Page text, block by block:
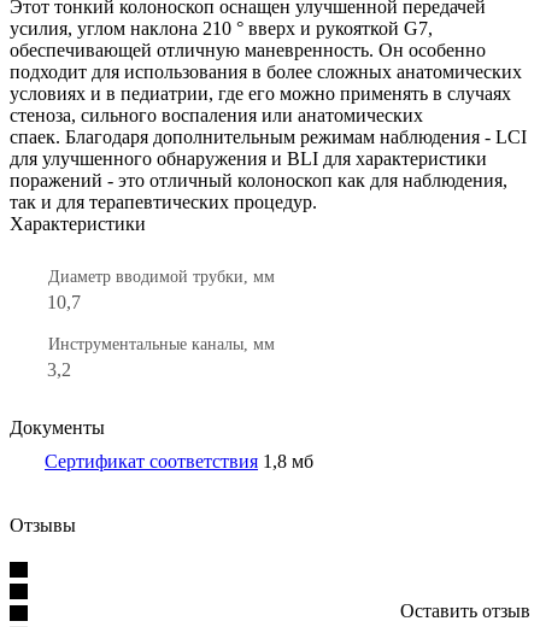
Этот тонкий колоноскоп оснащен улучшенной передачей
усилия, углом наклона 210 ° вверх и рукояткой G7,
обеспечивающей отличную маневренность. Он особенно
подходит для использования в более сложных анатомических
условиях и в педиатрии, где его можно применять в случаях
стеноза, сильного воспаления или анатомических
спаек. Благодаря дополнительным режимам наблюдения - LCI
для улучшенного обнаружения и BLI для характеристики
поражений - это отличный колоноскоп как для наблюдения,
так и для терапевтических процедур.
Характеристики
Диаметр вводимой трубки, мм
10,7
Инструментальные каналы, мм
3,2
Документы
Сертификат соответствия 1,8 мб
Отзывы
Оставить отзыв